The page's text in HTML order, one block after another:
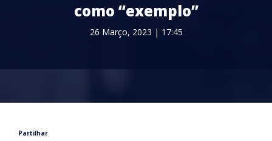
como “exemplo”
26 Março, 2023 | 17:45
Partilhar